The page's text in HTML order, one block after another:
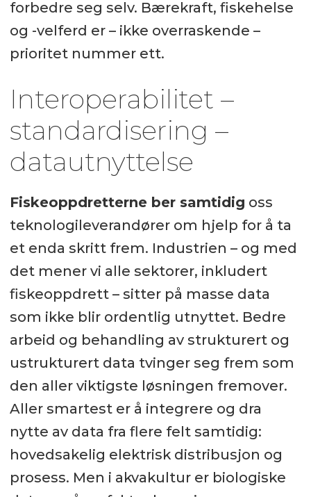
forbedre seg selv. Bærekraft, fiskehelse
og -velferd er – ikke overraskende –
prioritet nummer ett.
Interoperabilitet –
standardisering –
datautnyttelse
Fiskeoppdretterne ber samtidig oss
teknologileverandører om hjelp for å ta
et enda skritt frem. Industrien – og med
det mener vi alle sektorer, inkludert
fiskeoppdrett – sitter på masse data
som ikke blir ordentlig utnyttet. Bedre
arbeid og behandling av strukturert og
ustrukturert data tvinger seg frem som
den aller viktigste løsningen fremover.
Aller smartest er å integrere og dra
nytte av data fra flere felt samtidig:
hovedsakelig elektrisk distribusjon og
prosess. Men i akvakultur er biologiske